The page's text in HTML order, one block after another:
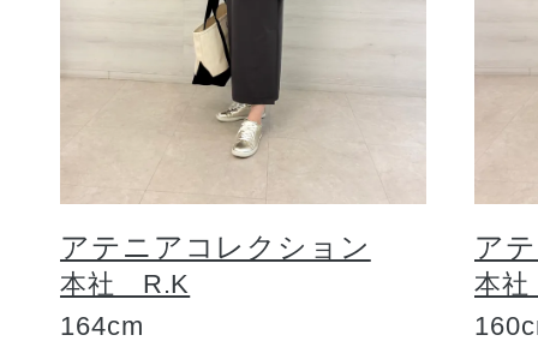
アテニアコレクション
本社 R.K
164cm
ア
本